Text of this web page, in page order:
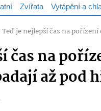
Zvířata Vytápění a
Teď je nejlepší čas na
čas na
až